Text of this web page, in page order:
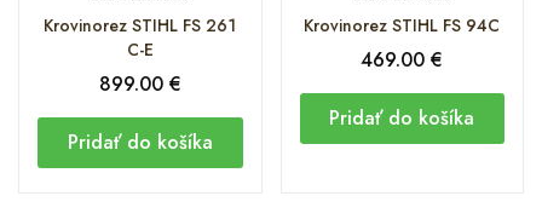
Krovinorez STIHL FS 261
C-E
899.00 €
Pridať do košíka
Krovinorez STIHL FS 94C
469.00€
Pridať do košíka